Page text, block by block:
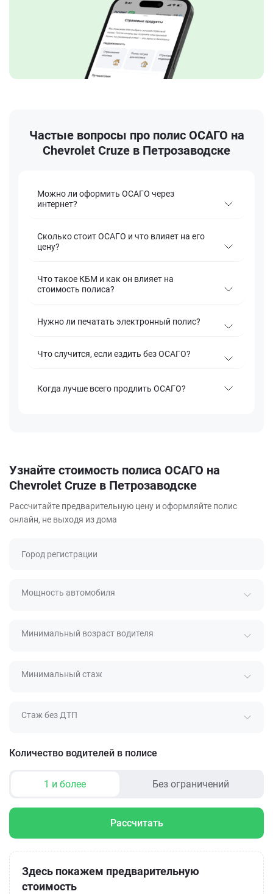
Частые вопросы про полис ОСАГО на
Chevrolet Cruze в Петрозаводске
Можно ли оформить ОСАГО через
интернет?
Сколько стоит ОСАГО и что влияет на его
цену?
Что такое КБМ и как он влияет на
стоимость полиса?
Нужно ли печатать электронный полис?
Что случится, если ездить без ОСАГО?
Когда лучше всего продлить ОСАГО?
Узнайте стоимость полиса ОСАГО на
Chevrolet Cruze в Петрозаводске
Рассчитайте предварительную цену и оформляйте полис
онлайн, не выходя из дома
Город регистрации
Мощность автомобиля
Минимальный возраст водителя
Минимальный стаж
Стаж без ДТП
Количество водителей в полисе
1 и более Без ограничений
Рассчитать
Здесь покажем предварительную
стоимость